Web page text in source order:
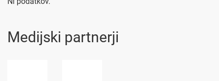
Medijski partnerji